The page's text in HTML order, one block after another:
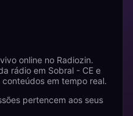
online no Radiozin.
rádio em Sobral - CE e
em tempo real.
pertencem aos seus